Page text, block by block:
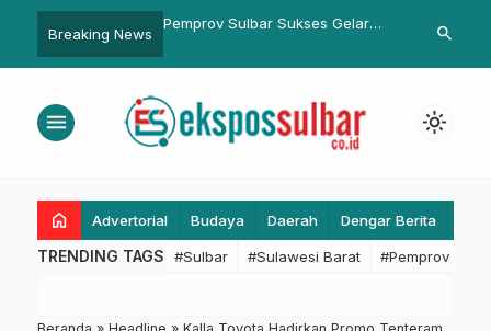
Breaking News
Muliadi Paparkan
Pemprov Sulbar Sukses Gelar
Kemerdekaan RI, Para Pemenang
Personel
Banjir di
search
menu light_mode
home Advertorial Budaya Daerah Dengar Berita
TRENDING TAGS #Sulbar #Sulawesi Barat #Pemprov